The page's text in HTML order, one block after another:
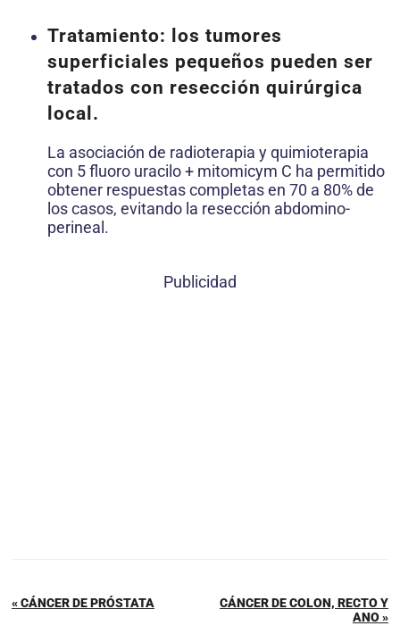
Tratamiento: los tumores
superficiales pequeños pueden ser
tratados con resección quirúrgica
local.
La asociación de radioterapia y quimioterapia
con 5 fluoro uracilo + mitomicym C ha permitido
obtener respuestas completas en 70 a 80% de
los casos, evitando la resección abdomino-
perineal.
Publicidad
« CÁNCER DE PRÓSTATA
CÁNCER DE COLON, RECTO Y
ANO »